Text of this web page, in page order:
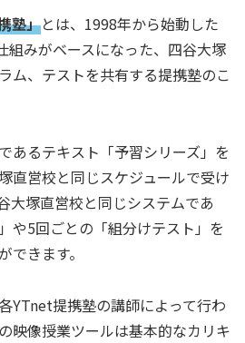
塾」とは、1998年から始動した
組みがベースになった、四谷大塚
ム、テストを共有する提携塾のこ
あるテキスト「予習シリーズ」を
直営校と同じスケジュールで受け
大塚直営校と同じシステムであ
や5回ごとの「組分けテスト」を
できます。
YTnet提携塾の講師によって行わ
映像授業ツールは基本的なカリキ